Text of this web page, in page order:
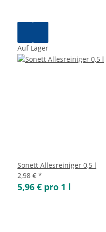
Auf Lager
Sonett Allesreiniger 0,5 l
2,98 € *
5,96 € pro 1 l